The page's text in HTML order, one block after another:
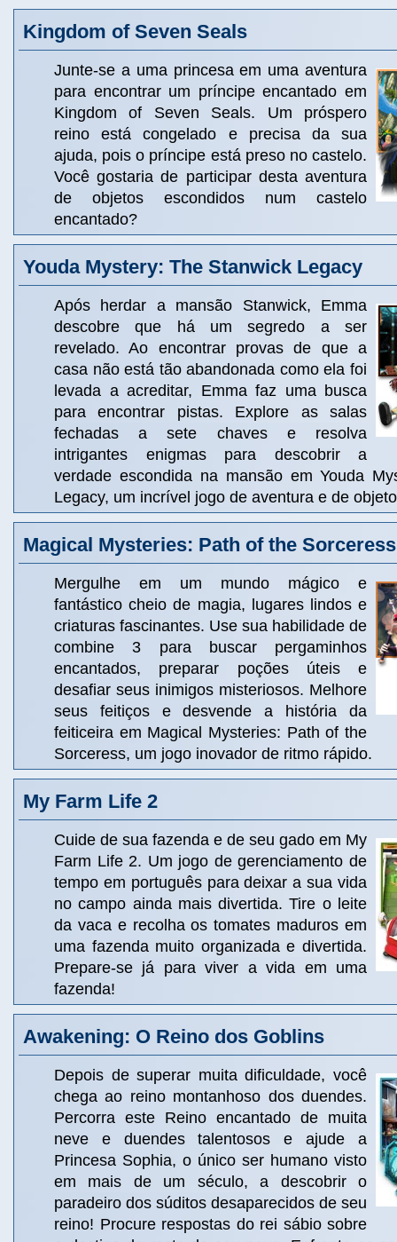
Kingdom of Seven Seals
Junte-se a uma princesa em uma aventura
para encontrar um príncipe encantado em
Kingdom of Seven Seals. Um próspero
reino está congelado e precisa da sua
ajuda, pois o príncipe está preso no castelo.
Você gostaria de participar desta aventura
de objetos escondidos num castelo
encantado?
Youda Mystery: The Stanwick Legacy
Após herdar a mansão Stanwick, Emma
descobre que há um segredo a ser
revelado. Ao encontrar provas de que a
casa não está tão abandonada como ela foi
levada a acreditar, Emma faz uma busca
para encontrar pistas. Explore as salas
fechadas a sete chaves e resolva
intrigantes enigmas para descobrir a
verdade escondida na mansão em Youda
Legacy, um incrível jogo de aventura e de
Magical Mysteries: Path of the Sorceress
Mergulhe em um mundo mágico e
fantástico cheio de magia, lugares lindos e
criaturas fascinantes. Use sua habilidade de
combine 3 para buscar pergaminhos
encantados, preparar poções úteis e
desafiar seus inimigos misteriosos. Melhore
seus feitiços e desvende a história da
feiticeira em Magical Mysteries: Path of the
Sorceress, um jogo inovador de ritmo rápido.
My Farm Life 2
Cuide de sua fazenda e de seu gado em My
Farm Life 2. Um jogo de gerenciamento de
tempo em português para deixar a sua vida
no campo ainda mais divertida. Tire o leite
da vaca e recolha os tomates maduros em
uma fazenda muito organizada e divertida.
Prepare-se já para viver a vida em uma
fazenda!
Awakening: O Reino dos Goblins
Depois de superar muita dificuldade, você
chega ao reino montanhoso dos duendes.
Percorra este Reino encantado de muita
neve e duendes talentosos e ajude a
Princesa Sophia, o único ser humano visto
em mais de um século, a descobrir o
paradeiro dos súditos desaparecidos de seu
reino! Procure respostas do rei sábio sobre